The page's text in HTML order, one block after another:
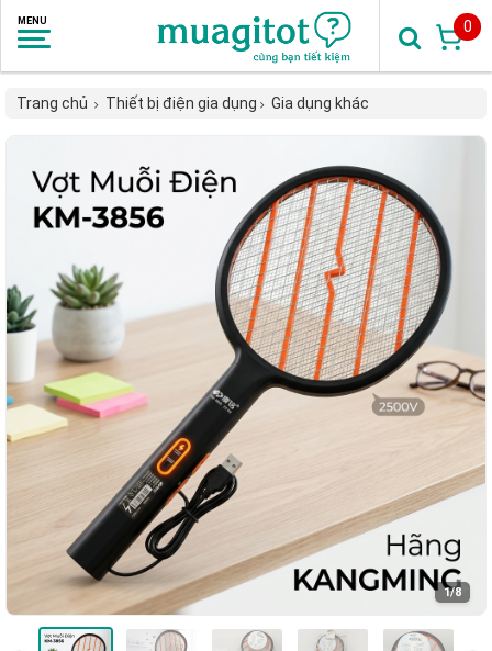
0
Trang chủ Thiết bị điện gia dụng Gia dụng khác
1/8